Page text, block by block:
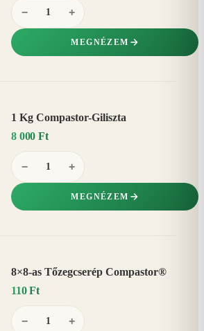
− +
MEGNÉZEM
1 Kg Compastor-Giliszta
8 000 Ft
− +
MEGNÉZEM
8×8-as Tőzegcserép Compastor®
110 Ft
− +